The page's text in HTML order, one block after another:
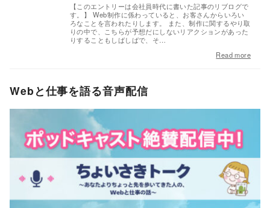
【このエントリーは会社員時代に書いた記事のリブログで
す。】 Web制作に係わっていると、お客さんからいろい
ろなことを言われたりします。 また、制作に関するやり取
りの中で、こちらが予想だにしないリアクションがあった
りすることもしばしばで、そ…
Read more
Webと仕事を語る音声配信